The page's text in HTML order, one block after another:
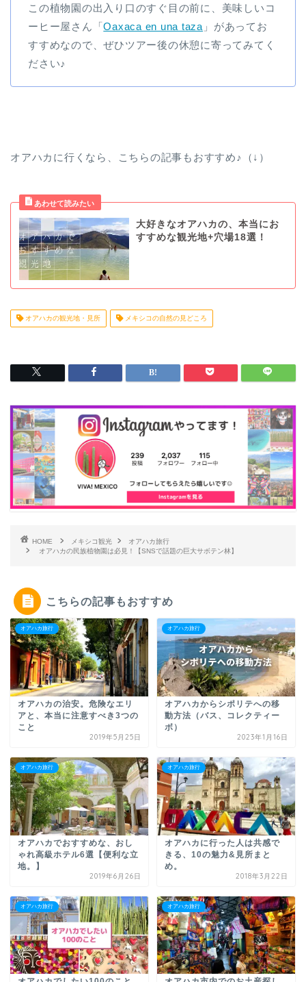
この植物園の出入り口のすぐ目の前に、美味しいコ
ーヒー屋さん「Oaxaca en una taza 」があってお
すすめなので、ぜひツアー後の休憩に寄ってみてく
ださい♪
オアハカに行くなら、こちらの記事もおすすめ♪（↓）
大好きなオアハカの、本当にお
すすめな観光地+穴場18選！
オアハカの観光地・見所 メキシコの自然の見どころ
HOME メキシコ観光
オアハカ旅行
オアハカの民族植物園は必見！【SNSで話題の巨大サボテン林】
こちらの記事もおすすめ
オアハカ旅行
オアハカの治安。危険なエリ
アと、本当に注意すべき3つの
こと
2019年5月25日
オアハカ旅行
オアハカからシポリテへの移
動方法（バス、コレクティー
ボ）
2023年1月16日
オアハカ旅行
オアハカでおすすめな、おし
ゃれ高級ホテル6選【便利な立
地。】
2019年6月26日
オアハカ旅行
オアハカに行った人は共感で
きる、10の魅力&見所まと
め。
2018年3月22日
オアハカ旅行 オアハカ旅行